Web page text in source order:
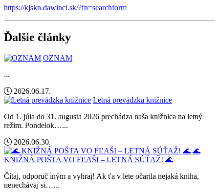
https://kjskn.dawinci.sk/?fn=searchform
Ďalšie články
OZNAM
...
2026.06.17.
Letná prevádzka knižnice
Od 1. júla do 31. augusta 2026 prechádza naša knižnica na letný
režim. Pondelok…...
2026.06.30.
🌊
KNIŽNÁ POŠTA VO FĽAŠI – LETNÁ SÚŤAŽ! 🌊
Čítaj, odporuč iným a vyhraj! Ak ťa v lete očarila nejaká kniha,
nenechávaj si…...